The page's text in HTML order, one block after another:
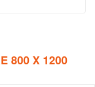
800 X 1200